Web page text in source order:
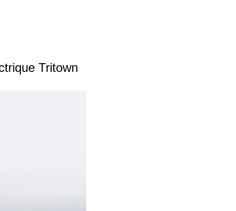
Tritown